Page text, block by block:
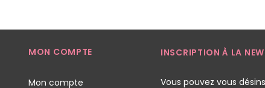
MON COMPTE
Mon compte
INSCRIPTION À LA
Vous pouvez vous